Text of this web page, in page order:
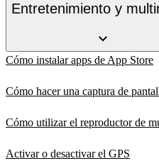
Entretenimiento y
Cómo instalar apps de App Store
Cómo hacer una captura de
Cómo utilizar el reproductor de
Activar o desactivar el GPS